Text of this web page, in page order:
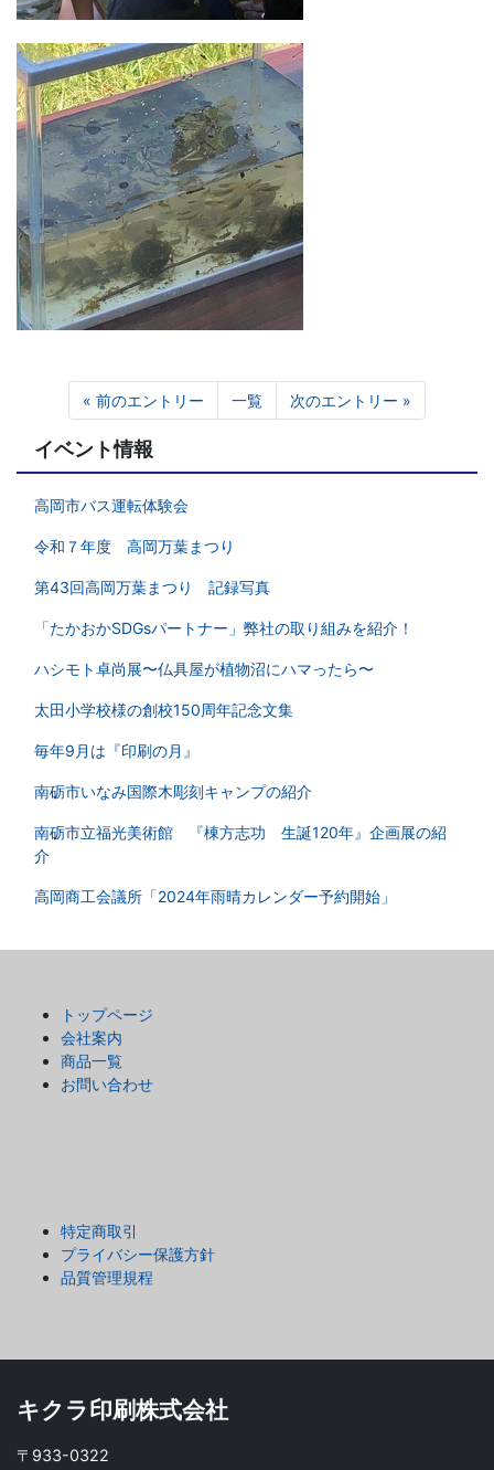
« 前のエントリー 一覧 次のエントリー »
イベント情報
高岡市バス運転体験会
令和７年度 高岡万葉まつり
第43回高岡万葉まつり 記録写真
「たかおかSDGsパートナー」弊社の取り組みを紹介！
ハシモト卓尚展〜仏具屋が植物沼にハマったら〜
太田小学校様の創校150周年記念文集
毎年9月は『印刷の月』
南砺市いなみ国際木彫刻キャンプの紹介
南砺市立福光美術館 『棟方志功 生誕120年』企画展の紹
介
高岡商工会議所「2024年雨晴カレンダー予約開始」
トップページ
会社案内
商品一覧
お問い合わせ
特定商取引
プライバシー保護方針
品質管理規程
キクラ印刷株式会社
〒933-0322